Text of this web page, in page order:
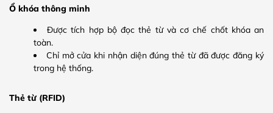
Ổ khóa thông minh
Được tích hợp bộ đọc thẻ từ và cơ chế chốt khóa an
toàn.
Chỉ mở cửa khi nhận diện đúng thẻ từ đã được đăng ký
trong hệ thống.
Thẻ từ (RFID)